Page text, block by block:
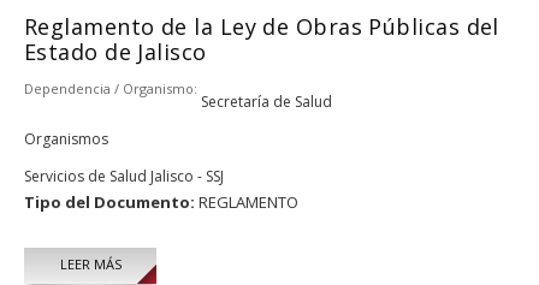
Reglamento de la Ley de Obras Públicas del
Estado de Jalisco
Dependencia / Organismo:
Secretaría de Salud
Organismos
Servicios de Salud Jalisco - SSJ
Tipo del Documento: REGLAMENTO
LEER MÁS